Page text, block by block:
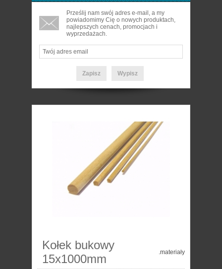
Prześlij nam swój adres e-mail, a my
powiadomimy Cię o nowych produktach,
najlepszych cenach, promocjach i
wyprzedażach.
Kołek bukowy
15x1000mm
.materiały